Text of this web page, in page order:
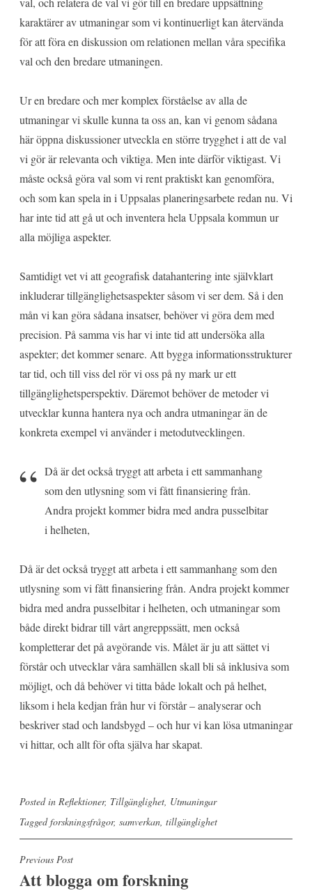
karaktärer av utmaningar som vi kontinuerligt kan återvända
för att föra en diskussion om relationen mellan våra specifika
val och den bredare utmaningen.
Ur en bredare och mer komplex förståelse av alla de
utmaningar vi skulle kunna ta oss an, kan vi genom sådana
här öppna diskussioner utveckla en större trygghet i att de val
vi gör är relevanta och viktiga. Men inte därför viktigast. Vi
måste också göra val som vi rent praktiskt kan genomföra,
och som kan spela in i Uppsalas planeringsarbete redan nu. Vi
har inte tid att gå ut och inventera hela Uppsala kommun ur
alla möjliga aspekter.
Samtidigt vet vi att geografisk datahantering inte självklart
inkluderar tillgänglighetsaspekter såsom vi ser dem. Så i den
mån vi kan göra sådana insatser, behöver vi göra dem med
precision. På samma vis har vi inte tid att undersöka alla
aspekter; det kommer senare. Att bygga informationsstrukturer
tar tid, och till viss del rör vi oss på ny mark ur ett
tillgänglighetsperspektiv. Däremot behöver de metoder vi
utvecklar kunna hantera nya och andra utmaningar än de
konkreta exempel vi använder i metodutvecklingen.
Då är det också tryggt att arbeta i ett sammanhang
som den utlysning som vi fått finansiering från.
Andra projekt kommer bidra med andra pusselbitar
i helheten,
Då är det också tryggt att arbeta i ett sammanhang som den
utlysning som vi fått finansiering från. Andra projekt kommer
bidra med andra pusselbitar i helheten, och utmaningar som
både direkt bidrar till vårt angreppssätt, men också
kompletterar det på avgörande vis. Målet är ju att sättet vi
förstår och utvecklar våra samhällen skall bli så inklusiva som
möjligt, och då behöver vi titta både lokalt och på helhet,
liksom i hela kedjan från hur vi förstår – analyserar och
beskriver stad och landsbygd – och hur vi kan lösa utmaningar
vi hittar, och allt för ofta själva har skapat.
Posted in Reflektioner, Tillgänglighet, Utmaningar
Taggedforskningsfrågor, samverkan, tillgänglighet
Inläggsnavigering
Previous Post
Att blogga om forskning